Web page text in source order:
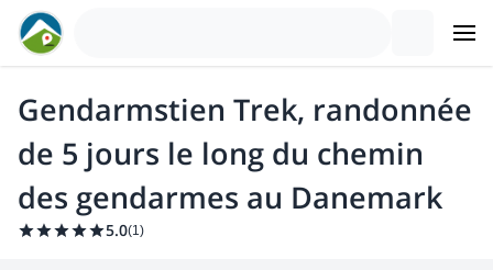
Gendarmstien Trek, randonnée
de 5 jours le long du chemin
des gendarmes au Danemark
5.0(1)